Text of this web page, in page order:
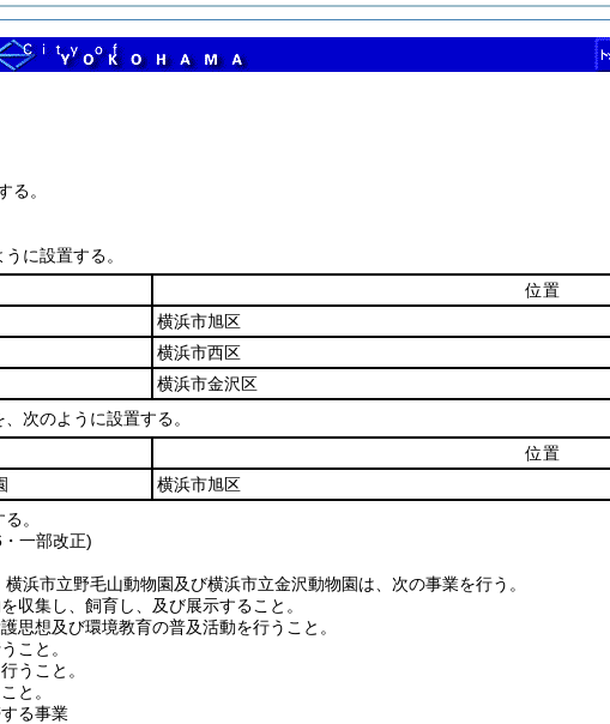
る。
に設置する。
位置
横浜市旭区
横浜市西区
横浜市金沢区
次のように設置する。
位置
横浜市旭区
。
一部改正)
浜市立野毛山動物園及び横浜市立金沢動物園は、次の事業を行う。
収集し、飼育し、及び展示すること。
思想及び環境教育の普及活動を行うこと。
こと。
うこと。
と。
る事業